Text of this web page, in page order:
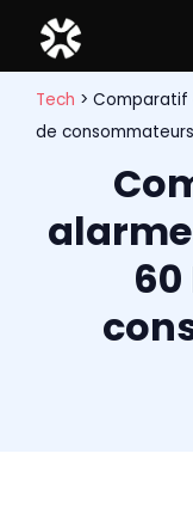
contenu
Tech > Comparatif
de consommateurs